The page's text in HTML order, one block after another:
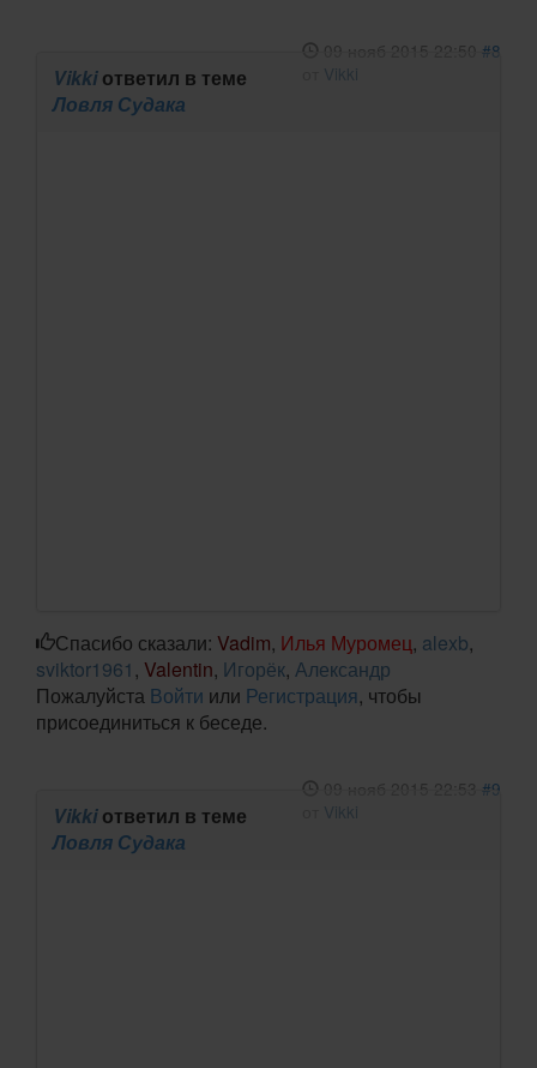
09 нояб 2015 22:50 #8
Vikki
Vikkiответил в теме
Ловля Судака
Спасибо сказали: Vadim, Илья Муромец, alexb,
sviktor1961 , Valentin, Игорёк, Александр
Пожалуйста Войти или Регистрация, чтобы
присоединиться к беседе.
09 нояб 2015 22:53 #9
Vikki
Vikkiответил в теме
Ловля Судака